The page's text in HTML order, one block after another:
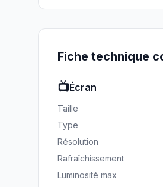
Fiche technique
📺Écran
Taille
Type
Résolution
Rafraîchissement
Luminosité max